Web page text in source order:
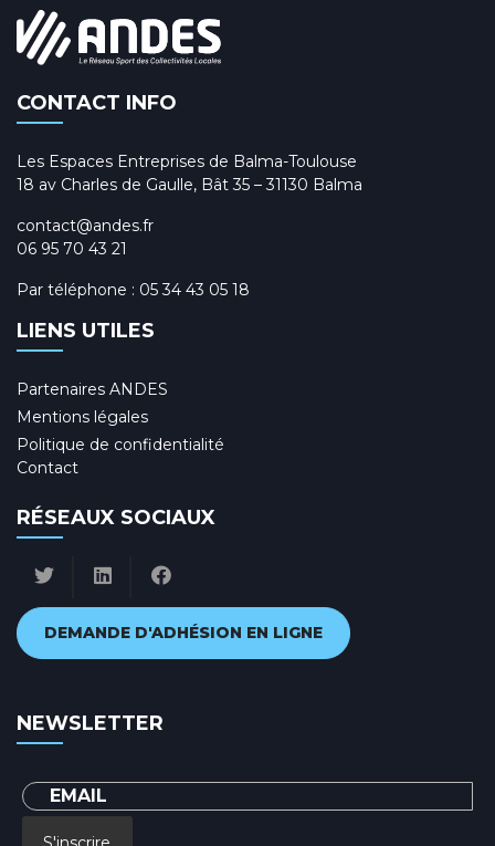
CONTACT INFO
Les Espaces Entreprises de Balma-Toulouse
18 av Charles de Gaulle, Bât 35 – 31130 Balma
contact@andes.fr
06 95 70 43 21
Par téléphone : 05 34 43 05 18
LIENS UTILES
Partenaires ANDES
Mentions légales
Politique de confidentialité
Contact
RÉSEAUX SOCIAUX
DEMANDE D'ADHÉSION EN LIGNE
NEWSLETTER